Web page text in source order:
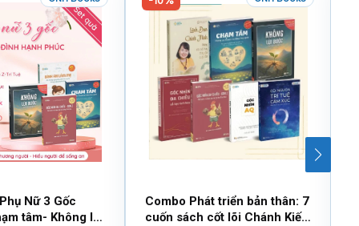
Gốc
tâm- Không lùi
Combo Phát triển bản thân: 7
cuốn sách cốt lõi Chánh Kiến